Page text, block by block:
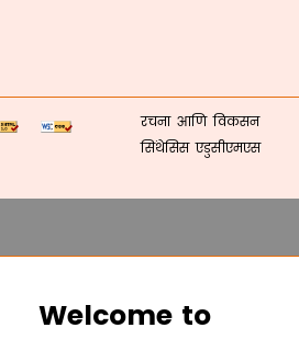
रचना आणि विकसन
सिंथेसिस एडुसीएमएस
Welcome to